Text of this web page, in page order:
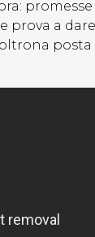
a
posta